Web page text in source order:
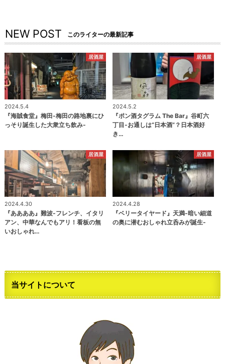
NEW POST このライターの最新記事
居酒屋
2024.5.4
『海賊食堂』梅田-梅田の路地裏にひ
っそり誕生した大衆立ち飲み-
居酒屋
2024.5.2
『ポン酒タグラム The Bar』谷町六
丁目-お通しは“日本酒”？日本酒好
き…
居酒屋
2024.4.30
『ああああ』難波-フレンチ、イタリ
アン、中華なんでもアリ！看板の無
いおしゃれ…
居酒屋
2024.4.28
『ベリータイヤード』天満-暗い細道
の奥に潜むおしゃれ立呑みが誕生-
当サイトについて